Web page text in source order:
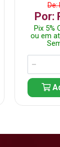
De:
Por:
Pix 5%
ou em